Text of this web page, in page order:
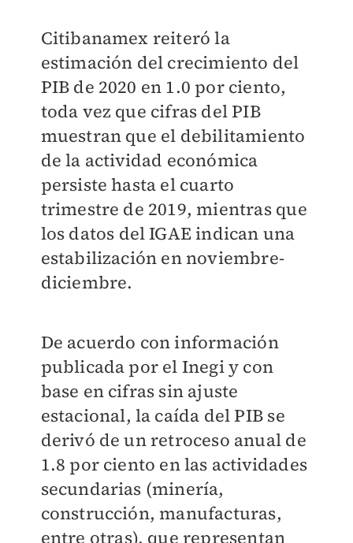
Citibanamex reiteró la
estimación del crecimiento del
PIB de 2020 en 1.0 por ciento,
toda vez que cifras del PIB
muestran que el debilitamiento
de la actividad económica
persiste hasta el cuarto
trimestre de 2019, mientras que
los datos del IGAE indican una
estabilización en noviembre-
diciembre.
De acuerdo con información
publicada por el Inegi y con
base en cifras sin ajuste
estacional, la caída del PIB se
derivó de un retroceso anual de
1.8 por ciento en las actividades
secundarias (minería,
construcción, manufacturas,
entre otras), que representan